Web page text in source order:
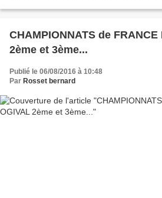
victoires...
CHAMPIONNATS de FRANCE
2ème et 3ème...
Publié le 06/08/2016 à 10:48
Par Rosset bernard